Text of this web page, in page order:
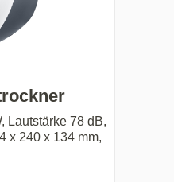
Lautstärke 78 dB,
x 240 x 134 mm,